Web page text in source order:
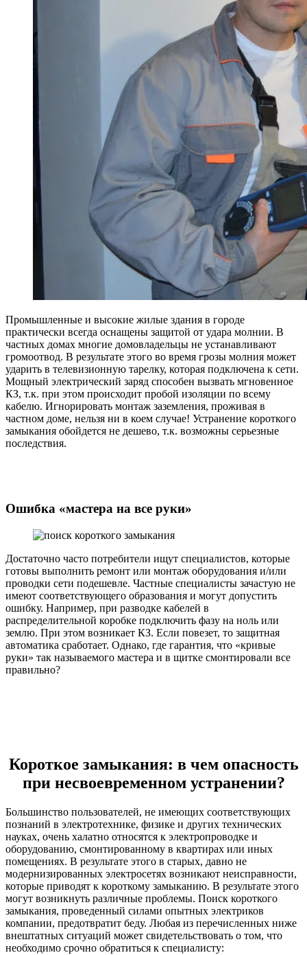
Промышленные и высокие жилые здания в городе
практически всегда оснащены защитой от удара молнии. В
частных домах многие домовладельцы не устанавливают
громоотвод. В результате этого во время грозы молния может
ударить в телевизионную тарелку, которая подключена к сети.
Мощный электрический заряд способен вызвать мгновенное
КЗ, т.к. при этом происходит пробой изоляции по всему
кабелю. Игнорировать монтаж заземления, проживая в
частном доме, нельзя ни в коем случае! Устранение короткого
замыкания обойдется не дешево, т.к. возможны серьезные
последствия.
Ошибка «мастера на все руки»
Достаточно часто потребители ищут специалистов, которые
готовы выполнить ремонт или монтаж оборудования и/или
проводки сети подешевле. Частные специалисты зачастую не
имеют соответствующего образования и могут допустить
ошибку. Например, при разводке кабелей в
распределительной коробке подключить фазу на ноль или
землю. При этом возникает КЗ. Если повезет, то защитная
автоматика сработает. Однако, где гарантия, что «кривые
руки» так называемого мастера и в щитке смонтировали все
правильно?
Короткое замыкания: в чем опасность
при несвоевременном устранении?
Большинство пользователей, не имеющих соответствующих
познаний в электротехнике, физике и других технических
науках, очень халатно относятся к электропроводке и
оборудованию, смонтированному в квартирах или иных
помещениях. В результате этого в старых, давно не
модернизированных электросетях возникают неисправности,
которые приводят к короткому замыканию. В результате этого
могут возникнуть различные проблемы. Поиск короткого
замыкания, проведенный силами опытных электриков
компании, предотвратит беду. Любая из перечисленных ниже
внештатных ситуаций может свидетельствовать о том, что
необходимо срочно обратиться к специалисту: